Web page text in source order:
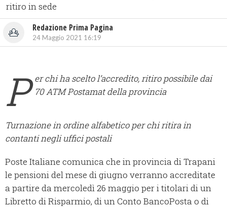
ritiro in sede
Redazione Prima Pagina
24 Maggio 2021 16:19
P er chi ha scelto l’accredito, ritiro possibile dai
70 ATM Postamat della provincia
Turnazione in ordine alfabetico per chi ritira in
contanti negli uffici postali
Poste Italiane comunica che in provincia di Trapani
le pensioni del mese di giugno verranno accreditate
a partire da mercoledì 26 maggio per i titolari di un
Libretto di Risparmio, di un Conto BancoPosta o di